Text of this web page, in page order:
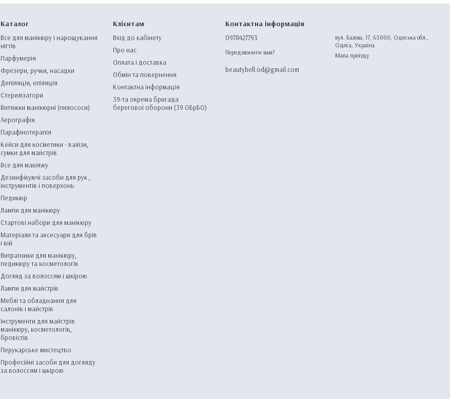
Каталог
Все для манікюру і нарощування
нігтів
Парфумерія
Фрезери, ручки, насадки
Депіляція, епіляція
Стерилізатори
Витяжки манікюрні (пилососи)
Аерографія
Парафінотерапія
Кейси для косметики - валізи,
сумки для майстрів
Все для макіяжу
Дезинфікуючі засоби для рук ,
інструментів і поверхонь
Педикюр
Лампи для манікюру
Стартові набори для манікюру
Матеріали та аксесуари для брів
і вій
Витратники для манікюру,
педикюру та косметологів
Догляд за волоссям і шкірою
Лампи для майстрів
Меблі та обладнання для
салонів і майстрів
Інструменти для майстрів
манікюру, косметологів,
бровістів
Перукарське мистецтво
Професійні засоби для догляду
за волоссям і шкірою
Клієнтам
Вхід до кабінету
Про нас
Оплата і доставка
Обмін та повернення
Контактна інформація
39-та окрема бригада
берегової оборони (39 ОБрБО)
Контактна інформація
0978427793
Передзвонити вам?
beautybell.od@gmail.com
вул. Базова, 17, 65000, Одеська обл.,
Одеса, Україна
Мапа проїзду